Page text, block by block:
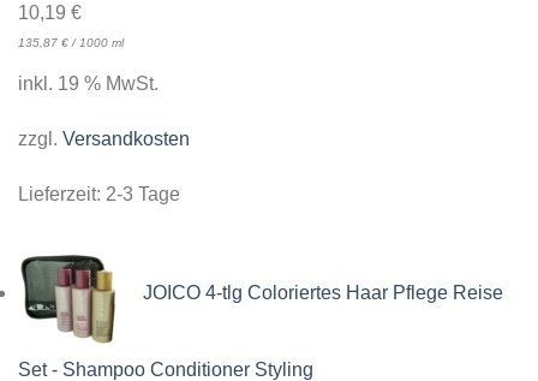
10,19 €
135,87 €/1000 ml
inkl. 19 % MwSt.
zzgl. Versandkosten
Lieferzeit: 2-3 Tage
JOICO 4-tlg Coloriertes Haar Pflege Reise
Set - Shampoo Conditioner Styling